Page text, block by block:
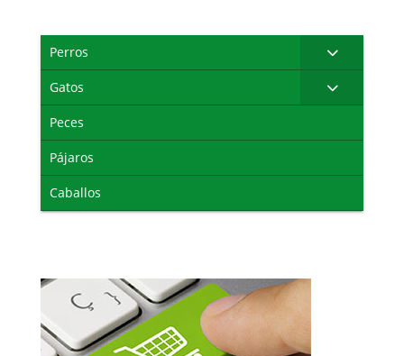
Perros
Gatos
Peces
Pájaros
Caballos